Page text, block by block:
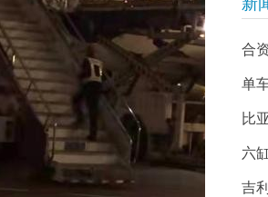
合
单
比
六
吉